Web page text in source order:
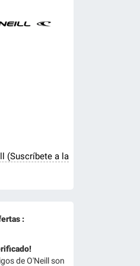
(Suscríbete a la
:
de O'Neill son